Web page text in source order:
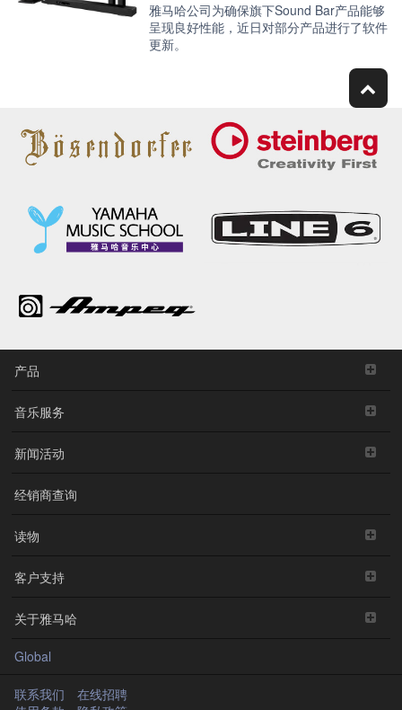
雅马哈公司为确保旗下Sound Bar产品能够
呈现良好性能，近日对部分产品进行了软件
更新。
产品
音乐服务
新闻活动
经销商查询
读物
客户支持
关于雅马哈
Global
联系我们
在线招聘